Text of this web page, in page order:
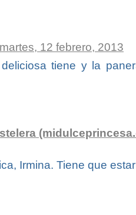
martes, 12 febrero, 2013
tiene y la
Irmina. Tiene que